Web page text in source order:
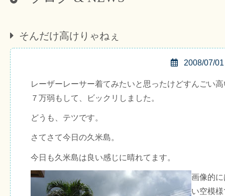
そんだけ高けりゃねぇ
2008/07/01
レーザーレーサー着てみたいと思ったけどすんごい
７万弱もして、ビックリしました。
どうも、テツです。
さてさて今日の久米島。
今日も久米島は良い感じに晴れてます。
画像的
い空模